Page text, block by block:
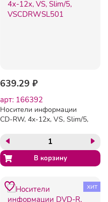
639.29 ₽
арт: 166392
Носители информации
CD-RW, 4x-12x, VS, Slim/5,
хит